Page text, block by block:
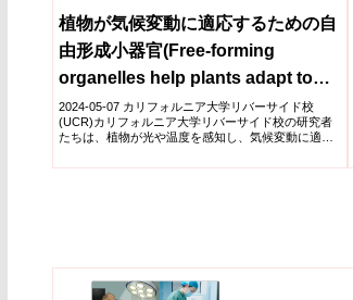
植物が気候変動に適応するための自
由形成小器官(Free-forming
organelles help plants adapt to
climate change)
2024-05-07 カリフォルニア大学リバーサイド校
(UCR)カリフォルニア大学リバーサイド校の研究者
たちは、植物が光や温度を感知し、気候変動に適応